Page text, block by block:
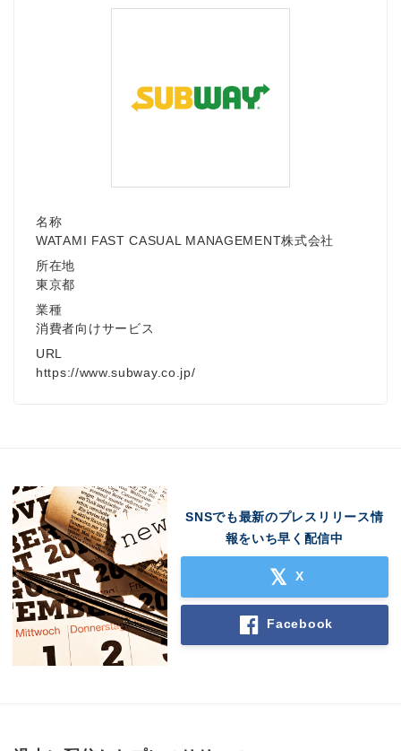
名称
WATAMI FAST CASUAL MANAGEMENT株式会社
所在地
東京都
業種
消費者向けサービス
URL
https://www.subway.co.jp/
SNSでも最新のプレスリリース情
報をいち早く配信中
X
Facebook